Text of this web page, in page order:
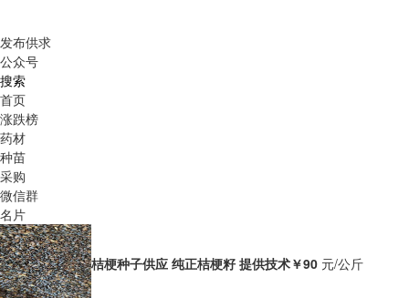
发布供求
公众号
搜索
首页
涨跌榜
药材
种苗
采购
微信群
名片
桔梗种子供应 纯正桔梗籽 提供技术￥90 元/公斤